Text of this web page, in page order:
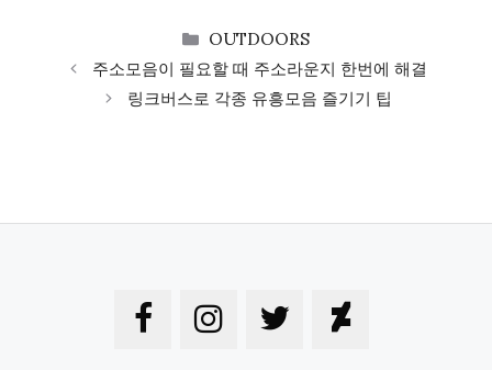
CATEGORIES
OUTDOORS
주소모음이 필요할 때 주소라운지 한번에 해결
링크버스로 각종 유흥모음 즐기기 팁